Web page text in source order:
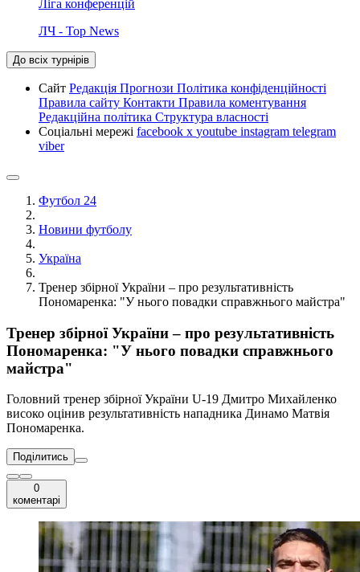
Ліга конференцій
ЛЧ - Top News
До всіх турнірів
Сайт Редакція Прогнози Політика конфіденційності
Правила сайту Контакти Правила коментування
Редакційна політика Структура власності
Соціальні мережі facebook x youtube instagram telegram
viber
Футбол 24
Новини футболу
Україна
Тренер збірної України – про результативність
Пономаренка: "У нього повадки справжнього майстра"
Тренер збірної України – про результативність
Пономаренка: "У нього повадки справжнього
майстра"
Головний тренер збірної України U-19 Дмитро Михайленко
високо оцінив результативність нападника Динамо Матвія
Пономаренка.
Поділитись
0
коментарі